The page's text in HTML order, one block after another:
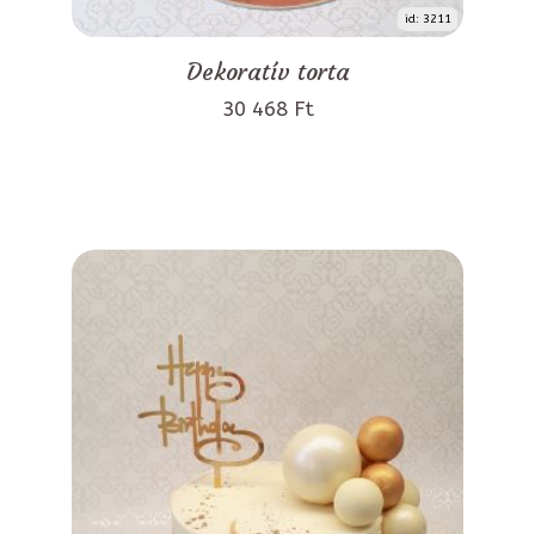
id: 3211
Dekoratív torta
30 468 Ft